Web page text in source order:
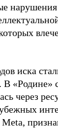
нарушения
иска
«Родине»
через